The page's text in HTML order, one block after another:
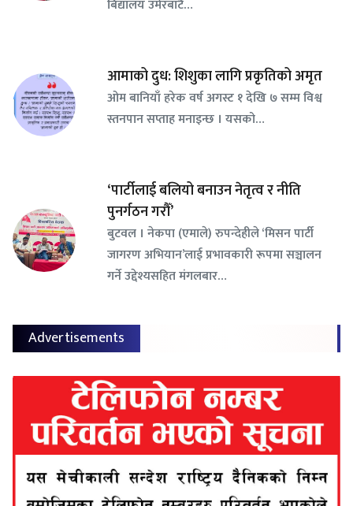
बिद्यालय उमेरबाटै…
आमाको दुध: शिशुका लागि प्रकृतिको अमृत
ओम बानियाँ हरेक वर्ष अगस्ट १ देखि ७ सम्म विश्व
स्तनपान सप्ताह मनाइन्छ । यसको…
‘पार्टीलाई बलियो बनाउन नेतृत्व र नीति
पुनर्गठन गरौँ’
बुटवल । नेकपा (एमाले) रुपन्देहीले ‘मिसन पार्टी
जागरण अभियान’लाई प्रभावकारी रूपमा सञ्चालन
गर्ने उद्देश्यसहित मंगलबार…
Advertisements